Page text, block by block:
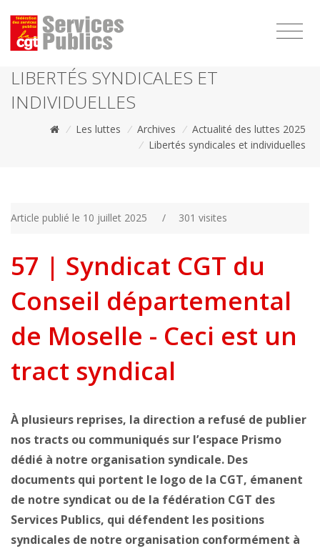
LIBERTÉS SYNDICALES ET
INDIVIDUELLES
/ Les luttes / Archives / Actualité des luttes 2025
/ Libertés syndicales et individuelles
Article publié le 10 juillet 2025 / 301 visites
57 | Syndicat CGT du
Conseil départemental
de Moselle - Ceci est un
tract syndical
À plusieurs reprises, la direction a refusé de publier
nos tracts ou communiqués sur l’espace Prismo
dédié à notre organisation syndicale. Des
documents qui portent le logo de la CGT, émanent
de notre syndicat ou de la fédération CGT des
Services Publics, qui défendent les positions
syndicales de notre organisation conformément à